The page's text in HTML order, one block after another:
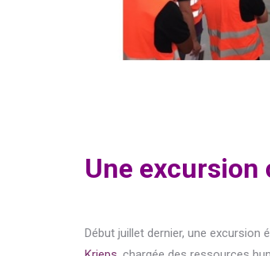
Une excursion
Début juillet dernier, une